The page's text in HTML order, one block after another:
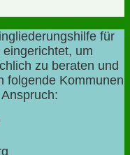
für
um
zu beraten und
folgende Kommunen